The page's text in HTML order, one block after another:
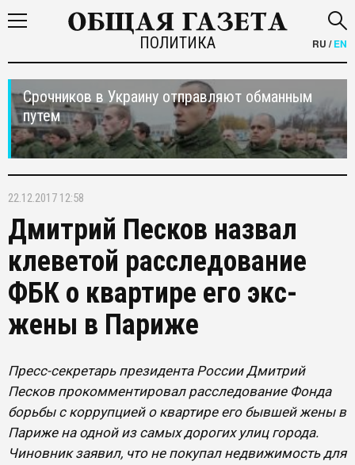
ПОЛИТИКА RU /EN
Срочников в Украину отправляют обманным
путем
22.12.2017 12:58
Дмитрий Песков назвал
клеветой расследование
ФБК о квартире его экс-
жены в Париже
Пресс-секретарь президента России Дмитрий
Песков прокомментировал расследование Фонда
борьбы с коррупцией о квартире его бывшей жены в
Париже на одной из самых дорогих улиц города.
Чиновник заявил, что не покупал недвижимость для